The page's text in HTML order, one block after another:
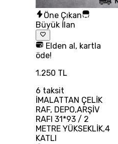
Öne Çıkan
Büyük İlan
Elden al, kartla
öde!
1.250 TL
6 taksit
İMALATTAN ÇELİK
RAF, DEPO,ARŞİV
RAFI 31*93 / 2
METRE YÜKSEKLİK,4
KATLI